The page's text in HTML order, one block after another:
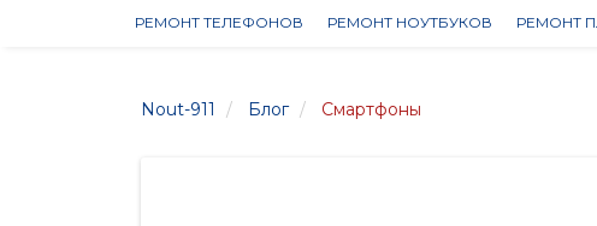
РЕМОНТ ТЕЛЕФОНОВ РЕМОНТ НОУТБУКОВ РЕМОНТ
Nout-911 Блог Смартфоны